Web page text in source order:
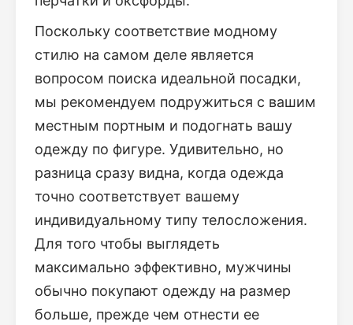
Поскольку соответствие модному
стилю на самом деле является
вопросом поиска идеальной посадки,
мы рекомендуем подружиться с вашим
местным портным и подогнать вашу
одежду по фигуре. Удивительно, но
разница сразу видна, когда одежда
точно соответствует вашему
индивидуальному типу телосложения.
Для того чтобы выглядеть
максимально эффективно, мужчины
обычно покупают одежду на размер
больше, прежде чем отнести ее